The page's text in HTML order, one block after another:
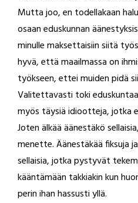
Mutta joo, en todellakaan
osaan eduskunnan
minulle maksettaisiin siitä
hyvä, että maailmassa on
työkseen, ettei muiden pidä
Valitettavasti toki
myös täysiä idiootteja, jotka
Joten älkää äänestäkö
menette. Äänestäkää fiksuja
sellaisia, jotka pystyvät
kääntämään takkiakin kun
perin ihan hassusti yllä.